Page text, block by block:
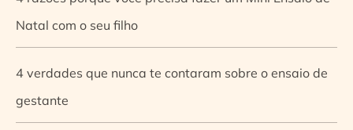
Natal com o seu filho
4 verdades que nunca te contaram sobre o ensaio de
gestante